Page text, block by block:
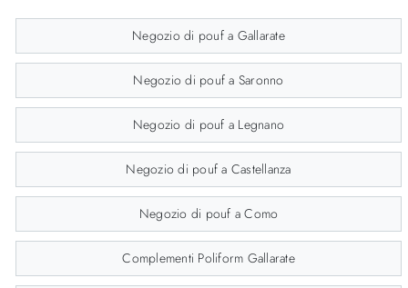
Negozio di pouf a Gallarate
Negozio di pouf a Saronno
Negozio di pouf a Legnano
Negozio di pouf a Castellanza
Negozio di pouf a Como
Complementi Poliform Gallarate